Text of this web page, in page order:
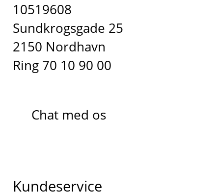
10519608
Sundkrogsgade 25
2150 Nordhavn
Ring 70 10 90 00
Chat med os
Kundeservice